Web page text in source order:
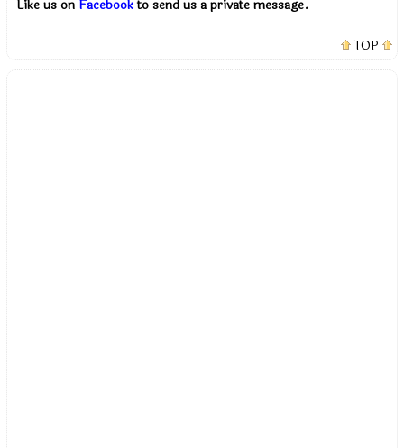
Like us on Facebookto send us a private message.
TOP